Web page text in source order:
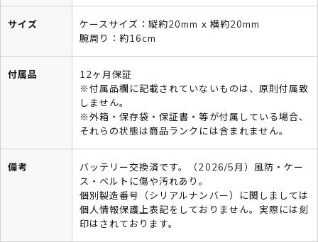
サイズ
ケースサイズ：縦約20mm x 横約20mm
腕周り：約16cm
付属品
12ヶ月保証
※付属品欄に記載されていないものは、原則付属致
しません。
※外箱・保存袋・保証書・等が付属している場合、
それらの状態は商品ランクには含まれません。
備考
バッテリー交換済です。（2026/5月）風防・ケー
ス・ベルトに傷や汚れあり。
個別製造番号（シリアルナンバー）に関しましては
個人情報保護上表記をしておりません。実際には刻
印はされております。